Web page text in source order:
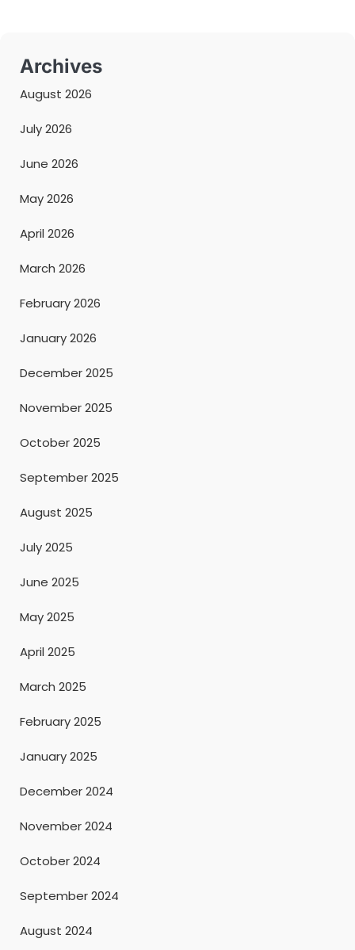
Archives
August 2026
July 2026
June 2026
May 2026
April 2026
March 2026
February 2026
January 2026
December 2025
November 2025
October 2025
September 2025
August 2025
July 2025
June 2025
May 2025
April 2025
March 2025
February 2025
January 2025
December 2024
November 2024
October 2024
September 2024
August 2024